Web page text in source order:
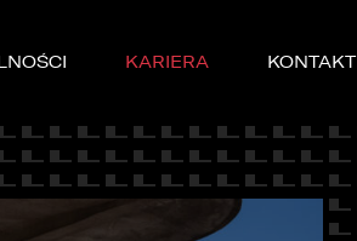
KARIERA KONTAKT